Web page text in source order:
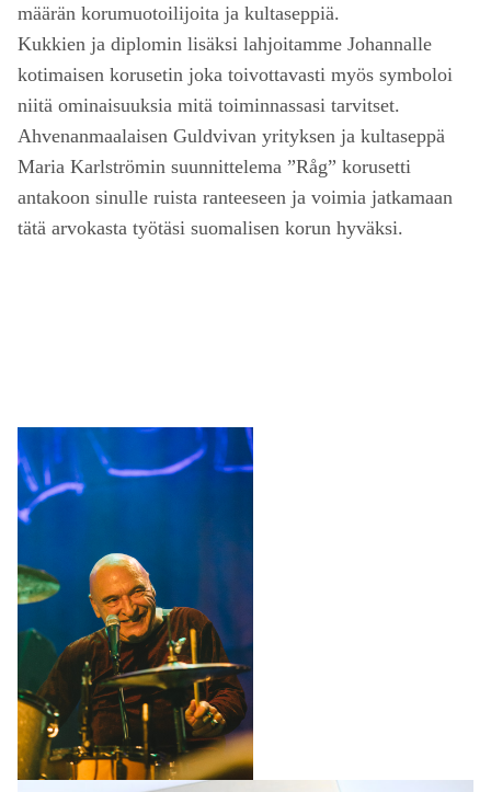
määrän korumuotoilijoita ja kultaseppiä.
Kukkien ja diplomin lisäksi lahjoitamme Johannalle
kotimaisen korusetin joka toivottavasti myös symboloi
niitä ominaisuuksia mitä toiminnassasi tarvitset.
Ahvenanmaalaisen Guldvivan yrityksen ja kultaseppä
Maria Karlströmin suunnittelema ”Råg” korusetti
antakoon sinulle ruista ranteeseen ja voimia jatkamaan
tätä arvokasta työtäsi suomalisen korun hyväksi.